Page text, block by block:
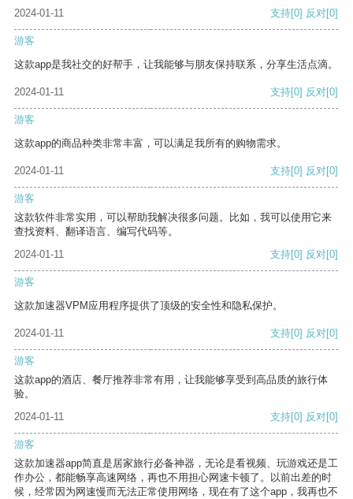
2024-01-11
支持[0] 反对[0]
游客
这款app是我社交的好帮手，让我能够与朋友保持联系，分享生活点滴。
2024-01-11 支持[0] 反对[0]
游客
这款app的商品种类非常丰富，可以满足我所有的购物需求。
2024-01-11 支持[0] 反对[0]
游客
这款软件非常实用，可以帮助我解决很多问题。比如，我可以使用它来
查找资料、翻译语言、编写代码等。
2024-01-11
支持[0] 反对[0]
游客
这款加速器VPM应用程序提供了顶级的安全性和隐私保护。
2024-01-11 支持[0] 反对[0]
游客
这款app的酒店、餐厅推荐非常有用，让我能够享受到高品质的旅行体
验。
2024-01-11
支持[0] 反对[0]
游客
这款加速器app简直是居家旅行必备神器，无论是看视频、玩游戏还是工
作办公，都能畅享高速网络，再也不用担心网速卡顿了。以前出差的时
候，经常因为网速慢而无法正常使用网络，现在有了这个app，我再也不